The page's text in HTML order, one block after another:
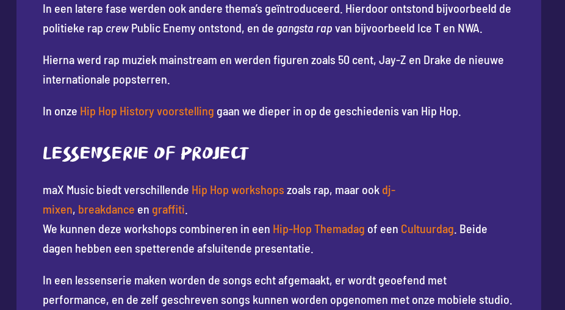
In een latere fase werden ook andere thema’s geïntroduceerd. Hierdoor ontstond bijvoorbeeld de
politieke rap crewPublic Enemy ontstond, en de gangsta rap van bijvoorbeeld Ice T en NWA.
Hierna werd rap muziek mainstream en werden figuren zoals 50 cent, Jay-Z en Drake de nieuwe
internationale popsterren.
In onze Hip Hop History voorstelling gaan we dieper in op de geschiedenis van Hip Hop.
LESSENSERIE OF PROJECT
maX Music biedt verschillende Hip Hop workshops zoals rap, maar ook dj-
mixen, breakdance en graffiti
We kunnen deze workshops combineren in een Hip-Hop Themadag of een Cultuurdag . Beide
dagen hebben een spetterende afsluitende presentatie.
In een lessenserie maken worden de songs echt afgemaakt, er wordt geoefend met
performance, en de zelf geschreven songs kunnen worden opgenomen met onze mobiele studio.